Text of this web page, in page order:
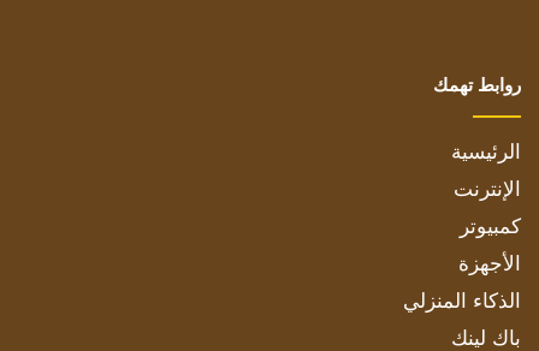
روابط تهمك
الرئيسية
الإنترنت
كمبيوتر
الأجهزة
الذكاء المنزلي
باك لينك